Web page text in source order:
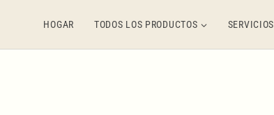
HOGAR TODOS LOS PRODUCTOS SERVICIOS